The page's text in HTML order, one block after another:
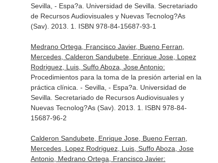
Sevilla, - Espa?a. Universidad de Sevilla. Secretariado
de Recursos Audiovisuales y Nuevas Tecnolog?As
(Sav). 2013. 1. ISBN 978-84-15687-93-1
Medrano Ortega, Francisco Javier, Bueno Ferran,
Mercedes, Calderon Sandubete, Enrique Jose, Lopez
Rodriguez, Luis, Suffo Aboza, Jose Antonio:
Procedimientos para la toma de la presión arterial en la
práctica clínica. - Sevilla, - Espa?a. Universidad de
Sevilla. Secretariado de Recursos Audiovisuales y
Nuevas Tecnolog?As (Sav). 2013. 1. ISBN 978-84-
15687-96-2
Calderon Sandubete, Enrique Jose, Bueno Ferran,
Mercedes, Lopez Rodriguez, Luis, Suffo Aboza, Jose
Antonio, Medrano Ortega, Francisco Javier: